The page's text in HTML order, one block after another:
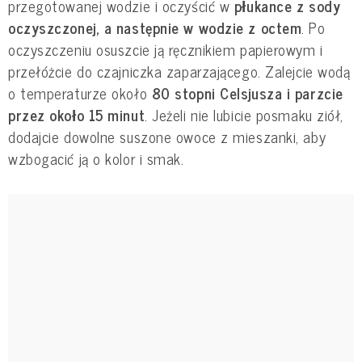
przegotowanej wodzie i oczyścić w płukance z sody
oczyszczonej, a następnie w wodzie z octem. Po
oczyszczeniu osuszcie ją ręcznikiem papierowym i
przełóżcie do czajniczka zaparzającego. Zalejcie wodą
o temperaturze około 80 stopni Celsjusza i parzcie
przez około 15 minut. Jeżeli nie lubicie posmaku ziół,
dodajcie dowolne suszone owoce z mieszanki, aby
wzbogacić ją o kolor i smak.